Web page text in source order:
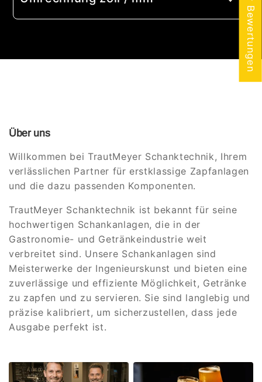
Über uns
Willkommen bei TrautMeyer Schanktechnik, Ihrem
verlässlichen Partner für erstklassige Zapfanlagen
und die dazu passenden Komponenten.
TrautMeyer Schanktechnik ist bekannt für seine
hochwertigen Schankanlagen, die in der
Gastronomie- und Getränkeindustrie weit
verbreitet sind. Unsere Schankanlagen sind
Meisterwerke der Ingenieurskunst und bieten eine
zuverlässige und effiziente Möglichkeit, Getränke
zu zapfen und zu servieren. Sie sind langlebig und
präzise kalibriert, um sicherzustellen, dass jede
Ausgabe perfekt ist.
★ Bewertungen